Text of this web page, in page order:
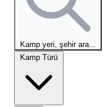
Kamp yeri, şehir ara...
Kamp Türü